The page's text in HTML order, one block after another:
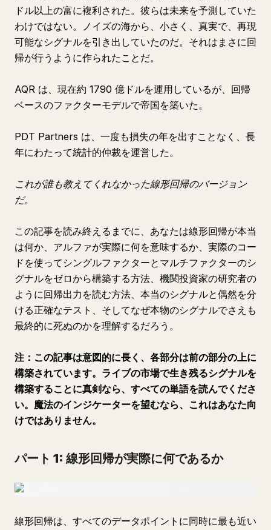
ドル以上の富に複利された。彼らは未来を予測していた
わけではない。ノイズの海から、小さく、真実で、再現
可能なシグナルを引き出していたのだ。それはまさに回
帰が行うように作られたことだ。
AQR は、現在約 1790 億ドルを運用しているが、回帰
ベースのファクターモデルで帝国を築いた。
PDT Partners は、一度も損失の年を出すことなく、長
年にわたって統計的仲裁を運営した。
これが誰も教えてくれなかった線形回帰のバージョン
だ。
この記事を読み終えるまでに、あなたは線形回帰が本当
は何か、アルファが実際に何を意味するか、実際のコー
ドを使ってシングルファクターとマルチファクターのシ
グナルをゼロから構築する方法、機関投資家の研究者の
ように回帰出力を読む方法、本当のシグナルと偶然を分
ける正確なテスト、そしてなぜ本物のシグナルでさえも
最終的に死ぬのかを理解するだろう。
注：この記事は意図的に長く、各部分は前の部分の上に
構築されています。ライブの市場で生き残るシグナルを
構築することに真剣なら、すべての単語を読んでくださ
い。魔法のインジケーターを望むなら、これはあなた向
けではありません。
パート 1: 線形回帰が実際に何であるか
線形回帰は、すべてのデータポイントに同時に最も近い